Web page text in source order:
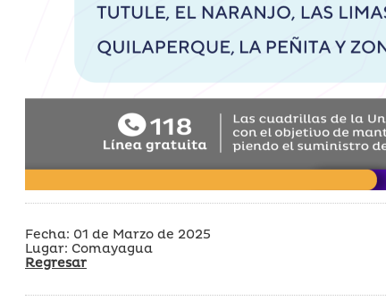
Fecha: 01 de Marzo de 2025
Lugar: Comayagua
Regresar